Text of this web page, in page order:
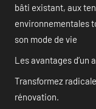
bâti existant, aux
environnementales
son mode de vie
Les avantages d’un
Transformez
rénovation.